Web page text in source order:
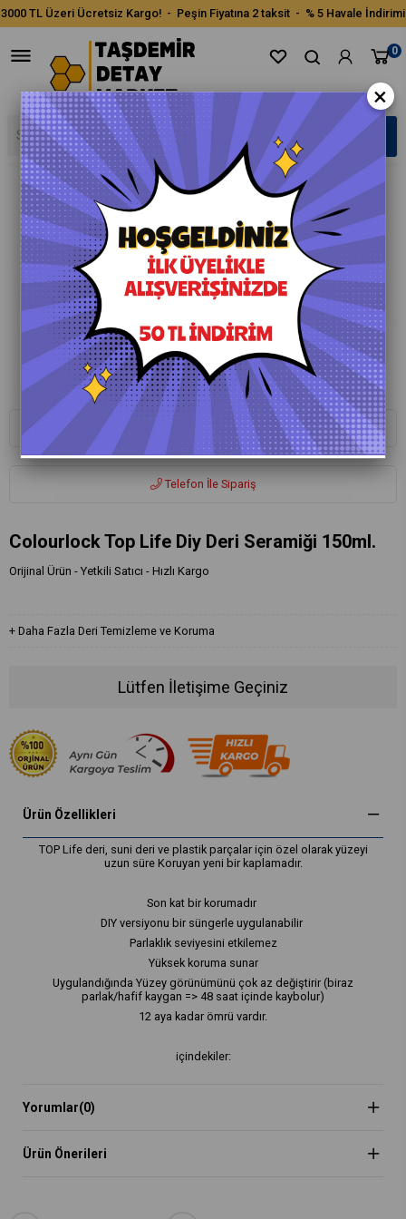
3000 TL Üzeri Ücretsiz Kargo! - Peşin Fiyatına 2 taksit - % 5 Havale İndirimi
0
›
Whatsapp ile Sipariş
Telefon İle Sipariş
Colourlock Top Life Diy Deri Seramiği 150ml.
Orijinal Ürün - Yetkili Satıcı - Hızlı Kargo
+ Daha Fazla Deri Temizleme ve Koruma
Lütfen İletişime Geçiniz
Ürün Özellikleri
TOP Life deri, suni deri ve plastik parçalar için özel olarak yüzeyi
uzun süre Koruyan yeni bir kaplamadır.
Son kat bir korumadır
DIY versiyonu bir süngerle uygulanabilir
Parlaklık seviyesini etkilemez
Yüksek koruma sunar
Uygulandığında Yüzey görünümünü çok az değiştirir (biraz
parlak/hafif kaygan => 48 saat içinde kaybolur)
12 aya kadar ömrü vardır.
içindekiler:
Yorumlar(0)
Ürün Önerileri
×